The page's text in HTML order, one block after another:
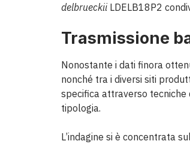
delbrueckii LDELB18P2
Trasmissione
Nonostante i dati finora
nonché tra i diversi siti
specifica attraverso
tipologia.
L’indagine si è concentrata